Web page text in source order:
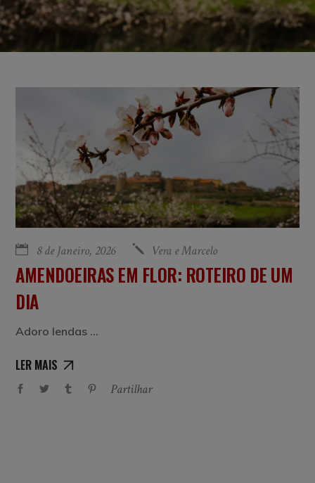
8 de Janeiro, 2026 Vera e Marcelo
AMENDOEIRAS EM FLOR: ROTEIRO DE UM
DIA
Adoro lendas
LER MAIS
Partilhar